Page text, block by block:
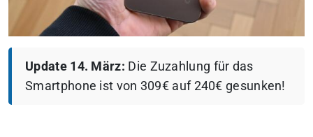
Update 14. März: Die Zuzahlung für das
Smartphone ist von 309€ auf 240€ gesunken!